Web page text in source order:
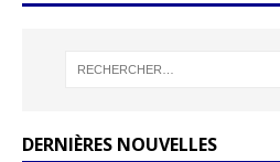
DERNIÈRES NOUVELLES